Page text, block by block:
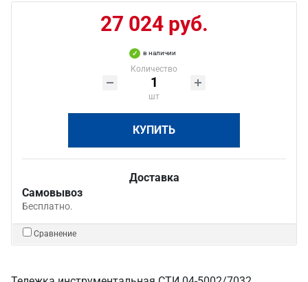
27 024 руб.
в наличии
Количество
шт
КУПИТЬ
Доставка
Самовывоз
Бесплатно.
Сравнение